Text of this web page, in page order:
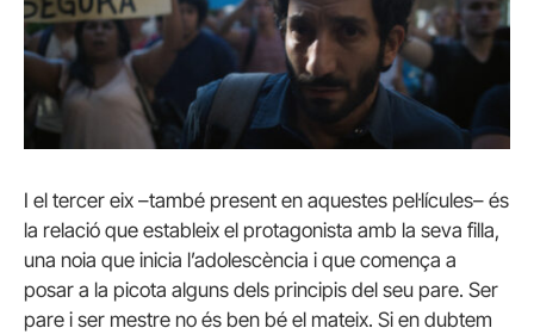
I el tercer eix –també present en aquestes pel·lícules– és
la relació que estableix el protagonista amb la seva filla,
una noia que inicia l’adolescència i que comença a
posar a la picota alguns dels principis del seu pare. Ser
pare i ser mestre no és ben bé el mateix. Si en dubtem